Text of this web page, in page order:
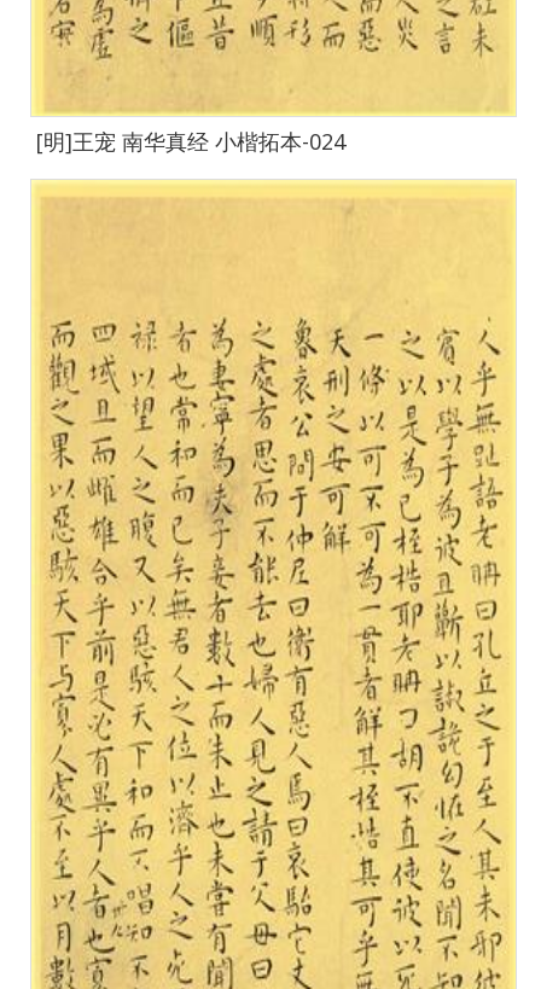
[明]王宠 南华真经 小楷拓本-024